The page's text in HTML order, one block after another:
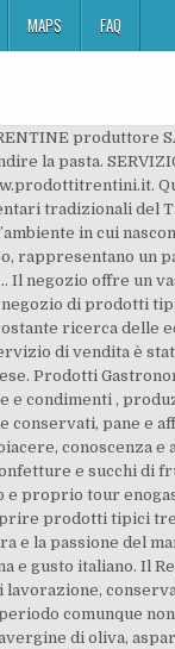
MAPS FAQ
produttore
la pasta.
tradizionali del
in cui
rappresentano un
Il negozio offre un
di prodotti
ricerca delle
di vendita è
Prodotti
e condimenti ,
conservati, pane e
conoscenza
e succhi di
proprio tour
prodotti tipici
e la passione del
e gusto italiano. Il
comunque
di oliva,